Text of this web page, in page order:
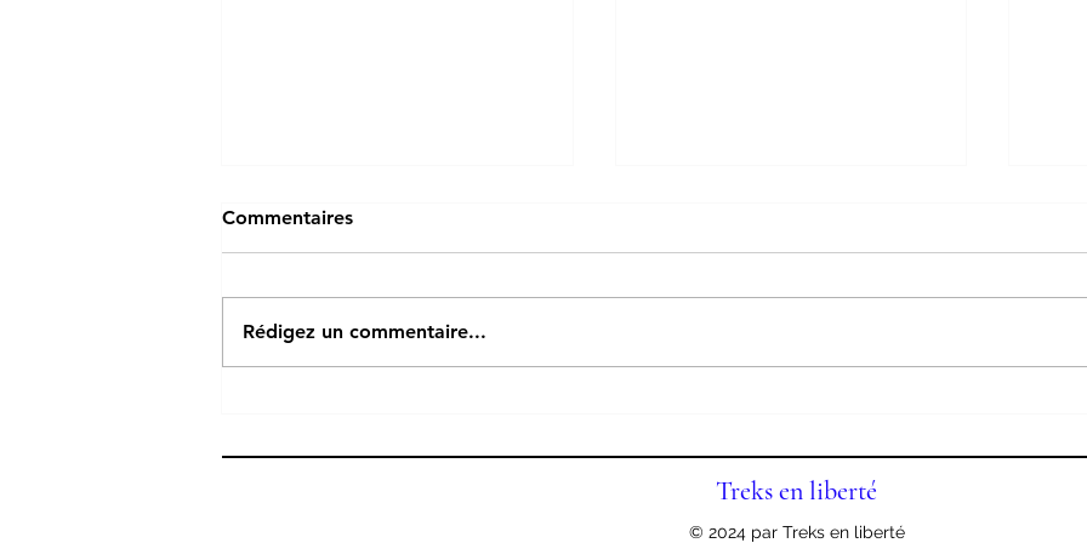
Commentaires
Rédigez un commentaire...
Treks en liberté
© 2024 par Treks en liberté